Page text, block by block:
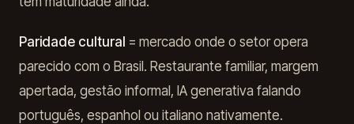
Paridade cultural = mercado onde o setor opera
parecido com o Brasil. Restaurante familiar, margem
apertada, gestão informal, IA generativa falando
português, espanhol ou italiano nativamente.